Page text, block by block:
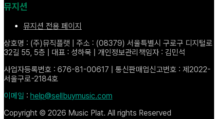
뮤지션
뮤지션 전용 페이지
상호명 : (주)뮤직플랫 | 주소 : (08379) 서울특별시 구로구 디지털로
32길 55, 5층 | 대표 : 성하묵 | 개인정보관리책임자 : 김민석
사업자등록번호 : 676-81-00617 | 통신판매업신고번호 : 제2022-
서울구로-2184호
이메일 : help@sellbuymusic.com
Copyright © 2026 Music Plat. All rights Reserved